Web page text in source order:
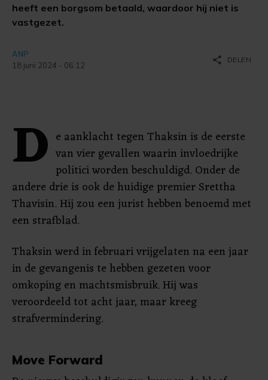
heeft een borgsom betaald, waardoor hij niet is
vastgezet.
ANP
18 juni 2024 - 06:12
share DELEN
D e aanklacht tegen Thaksin is de eerste
van vier gevallen waarin invloedrijke
politici worden beschuldigd. Onder de
andere drie is ook de huidige premier Srettha
Thavisin. Hij zou een jurist hebben benoemd met
een strafblad.
Thaksin werd in februari vrijgelaten na een jaar
in de gevangenis te hebben gezeten voor
omkoping en machtsmisbruik. Hij was
veroordeeld tot acht jaar, maar kreeg
strafvermindering.
Move Forward